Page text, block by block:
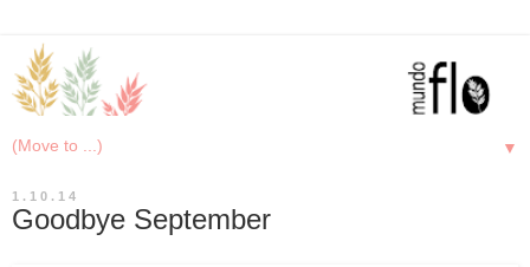
▼
1.10.14
Goodbye September